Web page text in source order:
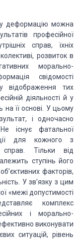
деформацію можна
професійної
справ, їхніх
розвиток в
морально-
свідомості
відображення тих
діяльності й у
на її основі. У цьому
і одночасно
існує фатальної
для кожного з
Тільки від
ступінь його
факторів,
У зв’язку з цим
«межі допустимості
комплекс
і морально-
виконувати
ситуацій, рівень